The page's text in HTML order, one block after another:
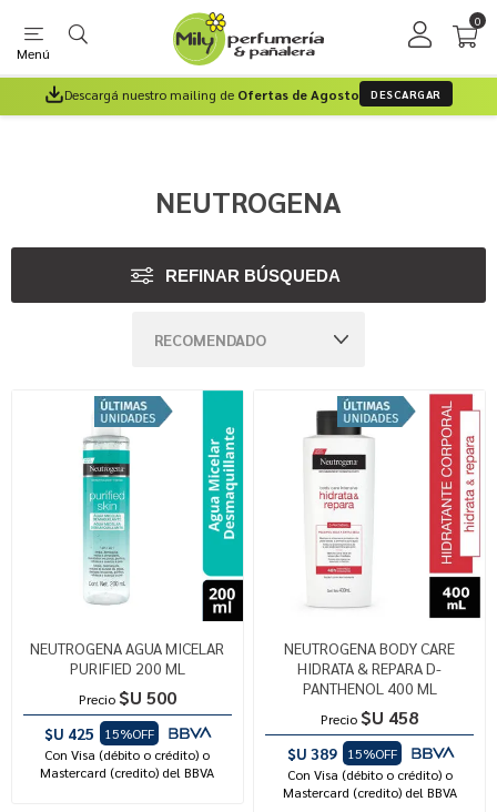
Menú
0
Descargá nuestro mailing de Ofertas de Agosto DESCARGAR
NEUTROGENA
REFINAR BÚSQUEDA
NEUTROGENA AGUA MICELAR
PURIFIED 200 ML
Precio $U 500
$U 425
15%OFF
Con Visa (débito o crédito) o
Mastercard (credito) del BBVA
NEUTROGENA BODY CARE
HIDRATA & REPARA D-
PANTHENOL 400 ML
Precio $U 458
$U 389
15%OFF
Con Visa (débito o crédito) o
Mastercard (credito) del BBVA